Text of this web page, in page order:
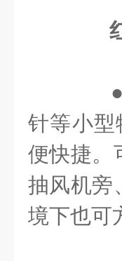
●
针等小
便快捷。
抽风机旁
境下也可